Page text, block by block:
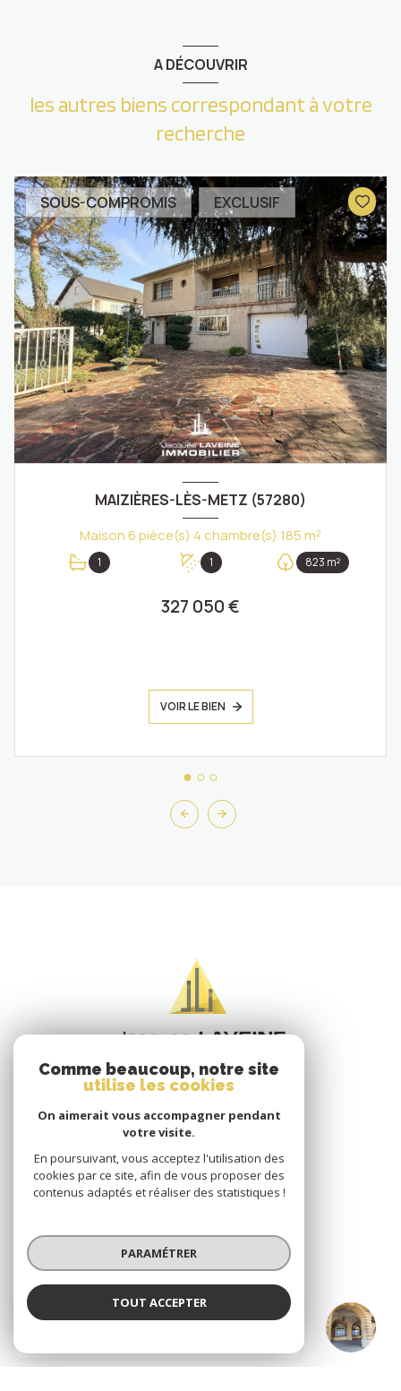
JACQUES LAVEINE IMMOBILIER METZ
A DÉCOUVRIR
les autres biens correspondant à votre
recherche
SOUS-COMPROMIS EXCLUSIF
MAIZIÈRES-LÈS-METZ (57280)
Maison 6 pièce(s) 4 chambre(s) 185 m²
1 1 823 m²
327 050 €
VOIR LE BIEN
VOTRE ESPACE
Espace propriétaire
SE CONNECTER
Comme beaucoup, notre site
utilise les cookies
On aimerait vous accompagner pendant
votre visite.
En poursuivant, vous acceptez l'utilisation des
cookies par ce site, afin de vous proposer des
contenus adaptés et réaliser des statistiques !
PARAMÉTRER
TOUT ACCEPTER